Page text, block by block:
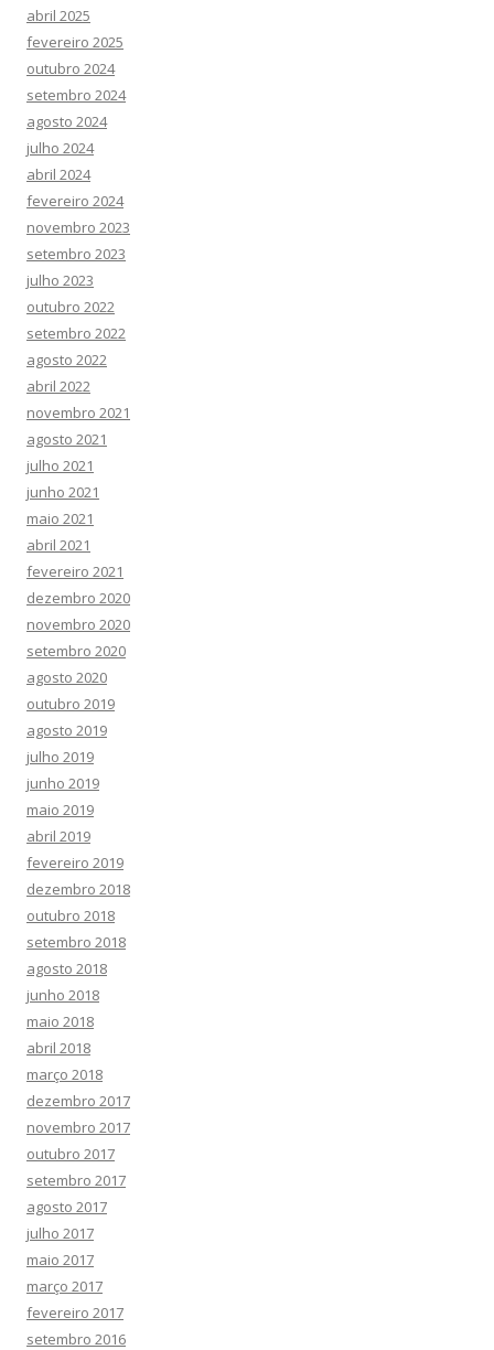
abril 2025
fevereiro 2025
outubro 2024
setembro 2024
agosto 2024
julho 2024
abril 2024
fevereiro 2024
novembro 2023
setembro 2023
julho 2023
outubro 2022
setembro 2022
agosto 2022
abril 2022
novembro 2021
agosto 2021
julho 2021
junho 2021
maio 2021
abril 2021
fevereiro 2021
dezembro 2020
novembro 2020
setembro 2020
agosto 2020
outubro 2019
agosto 2019
julho 2019
junho 2019
maio 2019
abril 2019
fevereiro 2019
dezembro 2018
outubro 2018
setembro 2018
agosto 2018
junho 2018
maio 2018
abril 2018
março 2018
dezembro 2017
novembro 2017
outubro 2017
setembro 2017
agosto 2017
julho 2017
maio 2017
março 2017
fevereiro 2017
setembro 2016